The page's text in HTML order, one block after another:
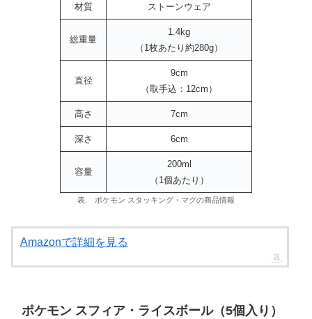
材質 ストーンウェア
総重量
1.4kg
（1枚あたり約280g）
直径
9cm
（取手込：12cm）
高さ 7cm
深さ 6cm
容量
200ml
（1個あたり）
表. ポケモン スタッキング・マグの商品情報
Amazonで詳細を見る
ポケモン スフィア・ライスボール（5個入り）